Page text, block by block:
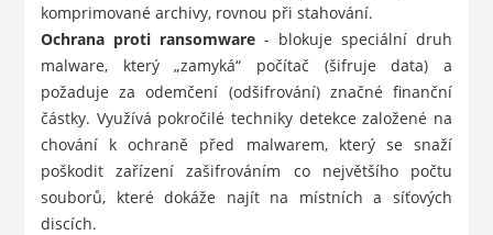
komprimované archivy, rovnou při stahování.
Ochrana proti ransomware - blokuje speciální druh
malware, který „zamyká“ počítač (šifruje data) a
požaduje za odemčení (odšifrování) značné finanční
částky. Využívá pokročilé techniky detekce založené na
chování k ochraně před malwarem, který se snaží
poškodit zařízení zašifrováním co největšího počtu
souborů, které dokáže najít na místních a síťových
discích.